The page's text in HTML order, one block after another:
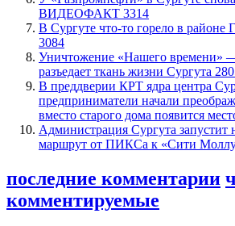
ВИДЕОФАКТ 3314
​В Сургуте что-то горело в
3084
​Уничтожение «Нашего времени»
разъедает ткань жизни Сургута
​В преддверии КРТ ядра центра
предприниматели начали
вместо старого дома появится
​Администрация Сургута запустит
маршрут от ПИКСа к «Сити
последние комментарии
комментируемые